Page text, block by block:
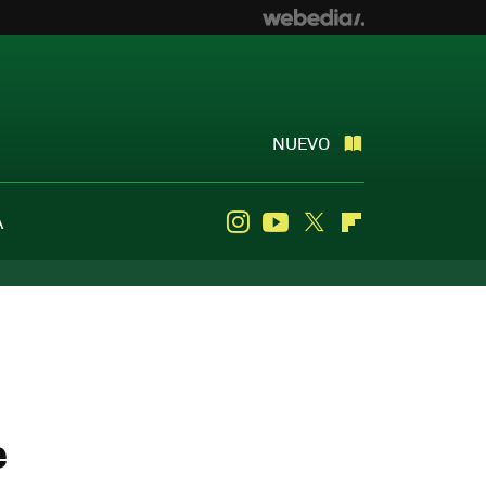
NUEVO
InstagramYoutube
Twitter